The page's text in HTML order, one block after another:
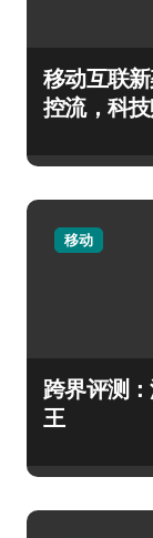
移动互联
控流，科
移动
跨界评测
王